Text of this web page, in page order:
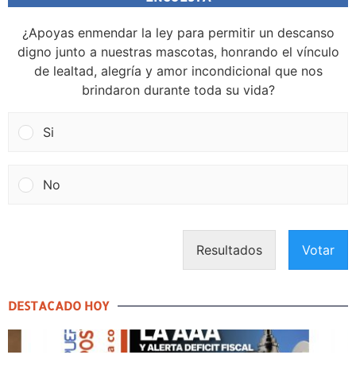
¿Apoyas enmendar la ley para permitir un descanso
digno junto a nuestras mascotas, honrando el vínculo
de lealtad, alegría y amor incondicional que nos
brindaron durante toda su vida?
Si
No
Resultados Votar
DESTACADO HOY